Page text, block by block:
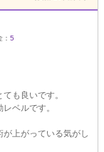
5
も良いです。
ベルです。
上がっている気がし